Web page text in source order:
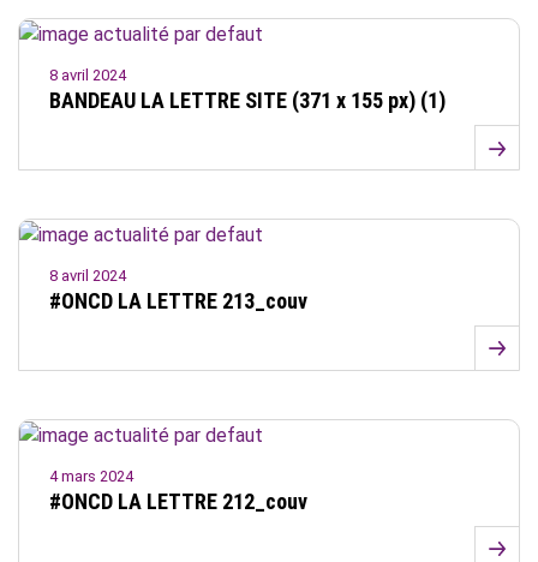
8 avril 2024
BANDEAU LA LETTRE SITE (371 x 155 px) (1)
8 avril 2024
#ONCD LA LETTRE 213_couv
4 mars 2024
#ONCD LA LETTRE 212_couv